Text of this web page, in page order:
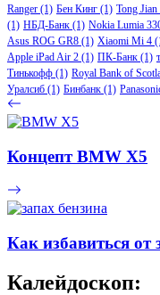
Ranger (1) Бен Кинг (1) Tong Jian
(1) НБД-Банк (1) Nokia Lumia
Asus ROG GR8 (1) Xiaomi Mi 4
Apple iPad Air 2 (1) ПК-Банк (1)
Тинькофф (1) Royal Bank of
Уралсиб (1) Бинбанк (1)
Концепт BMW X5
Как избавиться от
Калейдоскоп: